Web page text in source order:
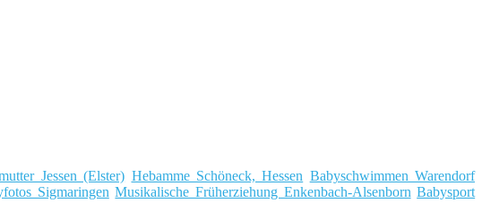
Jessen (Elster) Hebamme Schöneck, Hessen Babyschwimmen Warendorf
Sigmaringen Musikalische Früherziehung Enkenbach-Alsenborn Babysport